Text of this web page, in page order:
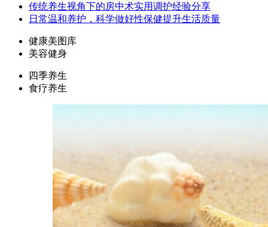
传统养生视角下的房中术实用调护经验分享
日常温和养护，科学做好性保健提升生活质量
健康美图库
美容健身
四季养生
食疗养生